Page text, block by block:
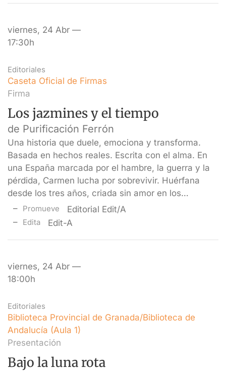
viernes, 24 Abr —
17:30h
Editoriales
Caseta Oficial de Firmas
Firma
Los jazmines y el tiempo
de Purificación Ferrón
Una historia que duele, emociona y transforma.
Basada en hechos reales. Escrita con el alma. En
una España marcada por el hambre, la guerra y la
pérdida, Carmen lucha por sobrevivir. Huérfana
desde los tres años, criada sin amor en los…
Promueve Editorial Edit/A
Edita Edit-A
viernes, 24 Abr —
18:00h
Editoriales
Biblioteca Provincial de Granada/Biblioteca de
Andalucía (Aula 1)
Presentación
Bajo la luna rota